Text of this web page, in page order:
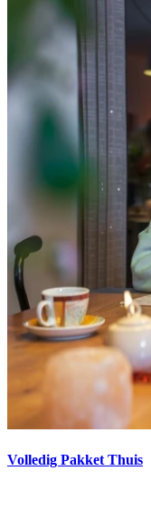
Volledig Pakket Thuis